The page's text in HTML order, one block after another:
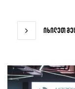
იხილეთ